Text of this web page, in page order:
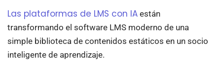
Las plataformas de LMS con IA están
transformando el software LMS moderno de una
simple biblioteca de contenidos estáticos en un socio
inteligente de aprendizaje.